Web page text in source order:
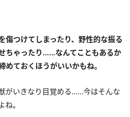
傷つけてしまったり、野性的な振る
ちゃったり……なんてこともあるか
めておくほうがいいかもね。
がいきなり目覚める……今はそんな
。